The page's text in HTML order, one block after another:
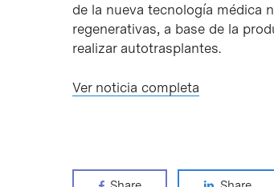
de la nueva tecnología médica
regenerativas, a base de la
realizar autotrasplantes.
Ver noticia completa